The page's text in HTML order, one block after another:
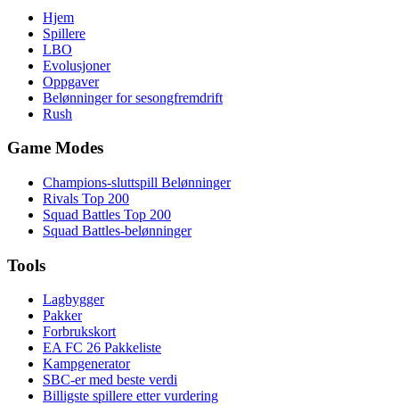
Hjem
Spillere
LBO
Evolusjoner
Oppgaver
Belønninger for sesongfremdrift
Rush
Game Modes
Champions-sluttspill Belønninger
Rivals Top 200
Squad Battles Top 200
Squad Battles-belønninger
Tools
Lagbygger
Pakker
Forbrukskort
EA FC 26 Pakkeliste
Kampgenerator
SBC-er med beste verdi
Billigste spillere etter vurdering